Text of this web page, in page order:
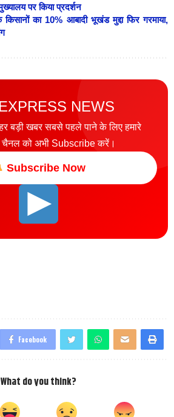
पर किया प्रदर्शन
का 10% आबादी भूखंड मुद्दा फिर गरमाया,
NEWS
बड़ी खबर सबसे पहले पाने के लिए हमारे
को अभी Subscribe करें।
Subscribe Now
Facebook
What do you think?